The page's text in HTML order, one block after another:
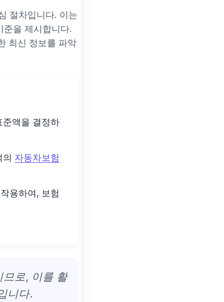
절차입니다. 이는
을 제시합니다.
최신 정보를 파악
액을 결정하
자동차보험
용하여, 보험
로, 이를 활
니다.